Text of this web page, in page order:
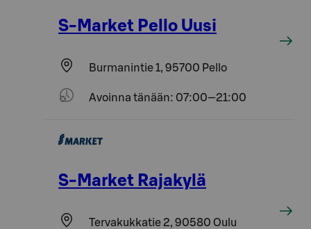
S-Market Pello Uusi
Burmanintie 1, 95700 Pello
Avoinna tänään: 07:00—21:00
S-Market Rajakylä
Tervakukkatie 2, 90580 Oulu